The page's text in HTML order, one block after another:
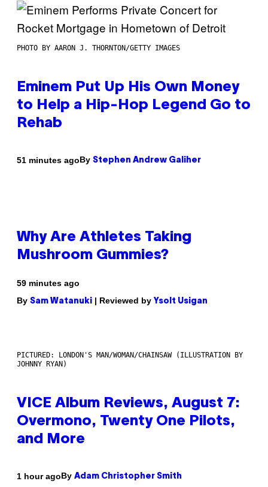
PHOTO BY AARON J. THORNTON/GETTY IMAGES
Eminem Put Up His Own Money
to Help a Hip-Hop Legend Go to
Rehab
51 minutes agoBy Stephen Andrew Galiher
Why Are Athletes Taking
Mushroom Gummies?
59 minutes ago
By Sam Watanuki | Reviewed by Ysolt Usigan
PICTURED: LONDON'S MAN/WOMAN/CHAINSAW (ILLUSTRATION BY
JOHNNY RYAN)
VICE Album Reviews, August 7:
Overmono, Twenty One Pilots,
and More
1 hour agoBy Adam Christopher Smith